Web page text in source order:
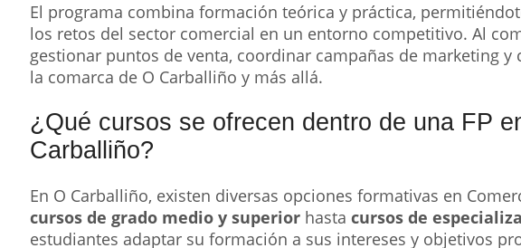
El programa combina formación teórica y práctica,
los retos del sector comercial en un entorno competitivo. Al
gestionar puntos de venta, coordinar campañas de marketing
la comarca de O Carballiño y más allá.
¿Qué cursos se ofrecen dentro de una FP
Carballiño?
En O Carballiño, existen diversas opciones formativas en
cursos de grado medio y superior hasta cursos de
estudiantes adaptar su formación a sus intereses y objetivos